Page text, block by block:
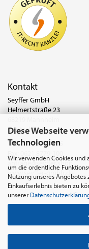
Diese Webseite
Technologien
Wir verwenden Cookies und
um die ordentliche
Nutzung unseres
Einkaufserlebnis bieten zu
unserer
Kontakt
Seyffer GmbH
Helmertstraße 23
Deutschland
Tel.:0621 8779-555
anfrage@seyffer.shop
www.seyffer-gmbh.de